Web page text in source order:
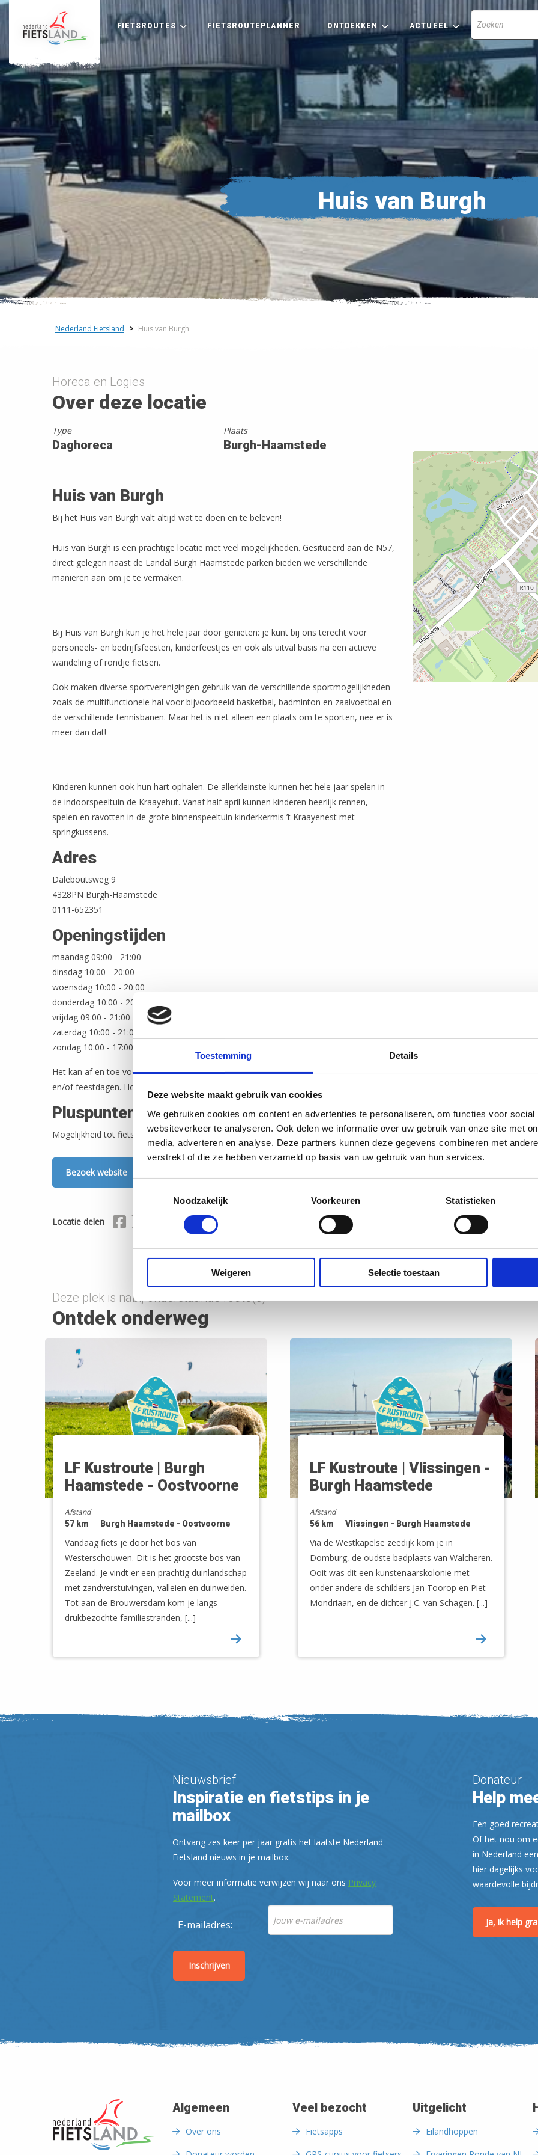
Toestemming Details
Deze website maakt gebruik van cookies
We gebruiken cookies om content en advertenties te personaliseren, om functies voor
websiteverkeer te analyseren. Ook delen we informatie over uw gebruik van onze site met
media, adverteren en analyse. Deze partners kunnen deze gegevens combineren met
verstrekt of die ze hebben verzameld op basis van uw gebruik van hun services.
Noodzakelijk
Voorkeuren Statistieken
Weigeren Selectie toestaan
FIETSROUTES FIETSROUTEPLANNER ONTDEKKEN ACTUEEL
Huis van Burgh
Nederland Fietsland > Huis van Burgh
Horeca en Logies
Over deze locatie
Type
Daghoreca
Plaats
Burgh-Haamstede
Huis van Burgh
Bij het Huis van Burgh valt altijd wat te doen en te beleven!
Huis van Burgh is een prachtige locatie met veel mogelijkheden. Gesitueerd aan de N57,
direct gelegen naast de Landal Burgh Haamstede parken bieden we verschillende
manieren aan om je te vermaken.
Bij Huis van Burgh kun je het hele jaar door genieten: je kunt bij ons terecht voor
personeels- en bedrijfsfeesten, kinderfeestjes en ook als uitval basis na een actieve
wandeling of rondje fietsen.
Ook maken diverse sportverenigingen gebruik van de verschillende sportmogelijkheden
zoals de multifunctionele hal voor bijvoorbeeld basketbal, badminton en zaalvoetbal en
de verschillende tennisbanen. Maar het is niet alleen een plaats om te sporten, nee er is
meer dan dat!
Kinderen kunnen ook hun hart ophalen. De allerkleinste kunnen het hele jaar spelen in
de indoorspeeltuin de Kraayehut. Vanaf half april kunnen kinderen heerlijk rennen,
spelen en ravotten in de grote binnenspeeltuin kinderkermis ’t Kraayenest met
springkussens.
Adres
Daleboutsweg 9
4328PN Burgh-Haamstede
0111-652351
Openingstijden
maandag 09:00 - 21:00
dinsdag 10:00 - 20:00
woensdag 10:00 - 20:00
donderdag 10:00 - 20:00
vrijdag 09:00 - 21:00
zaterdag 10:00 - 21:00
zondag 10:00 - 17:00
Het kan af en toe voorkomen dat de openingstijden veranderen i.v.m. evenementen
en/of feestdagen. Houdt de Landal app in de gaten voor de actuele openingstijden.
Pluspunten
Mogelijkheid tot fietsverhuur, Oplaadpunt auto
Bezoek website
Locatie delen Delen via Facebook
Delen via X (Twitter)
Delen via Mail
+
Deze plek is nabij onderstaande route(s)
Ontdek onderweg
LF Kustroute | Burgh
Haamstede - Oostvoorne
Afstand
57 km Burgh Haamstede - Oostvoorne
Vandaag fiets je door het bos van
Westerschouwen. Dit is het grootste bos van
Zeeland. Je vindt er een prachtig duinlandschap
met zandverstuivingen, valleien en duinweiden.
Tot aan de Brouwersdam kom je langs
drukbezochte familiestranden, [...]
LF Kustroute | Vlissingen -
Burgh Haamstede
Afstand
56 km Vlissingen - Burgh Haamstede
Via de Westkapelse zeedijk kom je in
Domburg, de oudste badplaats van Walcheren.
Ooit was dit een kunstenaarskolonie met
onder andere de schilders Jan Toorop en Piet
Mondriaan, en de dichter J.C. van Schagen. [...]
Nieuwsbrief
Inspiratie en fietstips in je
mailbox
Ontvang zes keer per jaar gratis het laatste Nederland
Fietsland nieuws in je mailbox.
Voor meer informatie verwijzen wij naar ons Privacy
Statement.
E-mailadres:
Donateur
Help
Een goed
Of het nou om
in Nederland
hier dagelijks
waardevolle
Ja, ik help
Algemeen
Over ons
Veel bezocht
Fietsapps
Uitgelicht
Eilandhoppen